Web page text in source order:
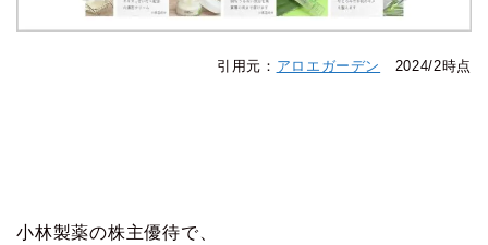
引用元： アロエガーデン 2024/2時点
小林製薬の株主優待で、